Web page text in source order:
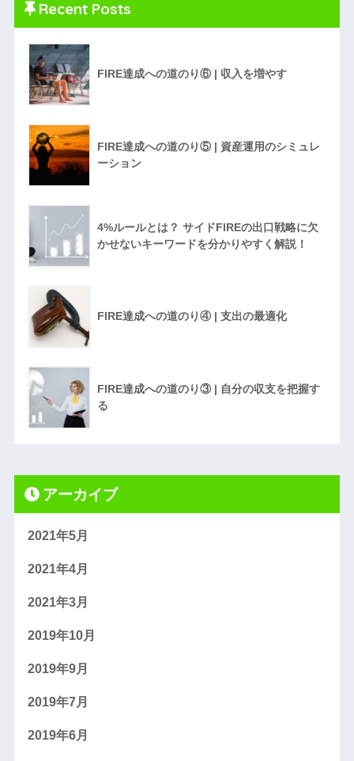
Recent Posts
FIRE達成への道のり⑥ | 収入を増やす
FIRE達成への道のり⑤ | 資産運用のシミュレ
ーション
4%ルールとは？ サイドFIREの出口戦略に欠
かせないキーワードを分かりやすく解説！
FIRE達成への道のり④ | 支出の最適化
FIRE達成への道のり③ | 自分の収支を把握す
る
アーカイブ
2021年5月
2021年4月
2021年3月
2019年10月
2019年9月
2019年7月
2019年6月